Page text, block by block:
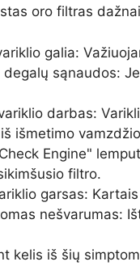
oro filtras
galia:
degalų sąnaudos:
darbas:
išmetimo
Engine"
filtro.
garsas:
nešvarumas:
kelis iš šių